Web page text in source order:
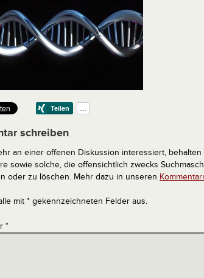
schreiben
an einer offenen Diskussion interessiert,
sowie solche, die offensichtlich zwecks
oder zu löschen. Mehr dazu in unseren
mit * gekennzeichneten Felder aus.
*